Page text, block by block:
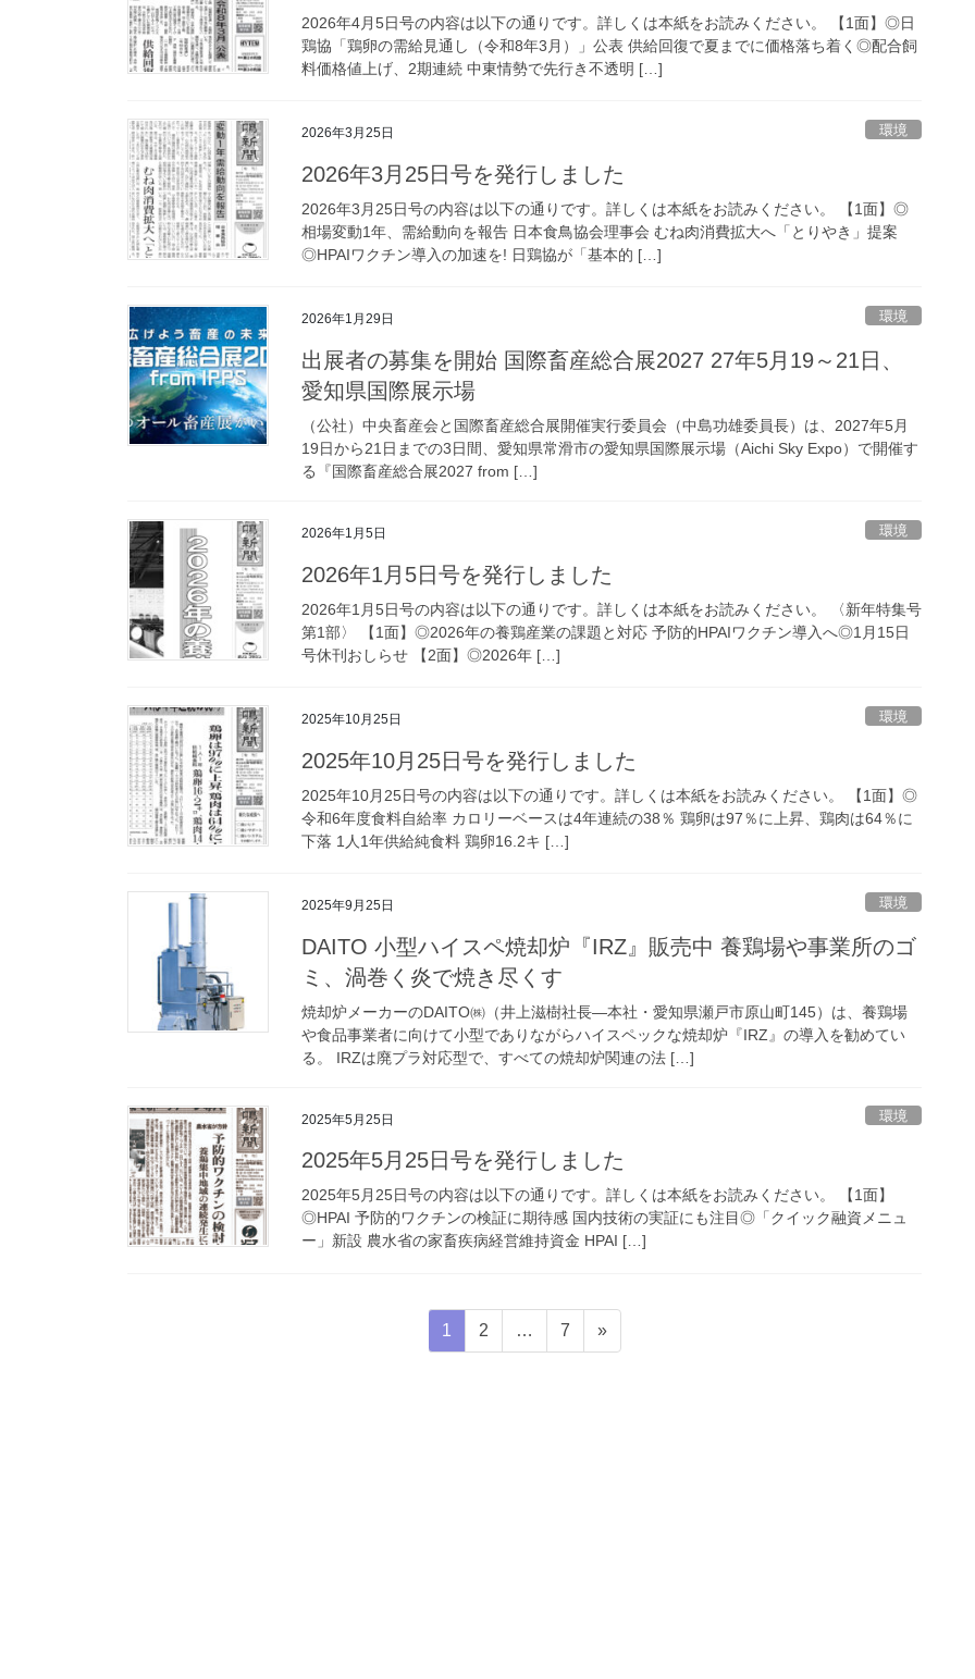
2026年4月5日号の内容は以下の通りです。詳しくは本紙をお読みください。 【1面】◎日
鶏協「鶏卵の需給見通し（令和8年3月）」公表 供給回復で夏までに価格落ち着く◎配合飼
料価格値上げ、2期連続 中東情勢で先行き不透明 […]
2026年3月25日 環境
2026年3月25日号を発行しました
2026年3月25日号の内容は以下の通りです。詳しくは本紙をお読みください。 【1面】◎
相場変動1年、需給動向を報告 日本食鳥協会理事会 むね肉消費拡大へ「とりやき」提案
◎HPAIワクチン導入の加速を! 日鶏協が「基本的 […]
2026年1月29日 環境
出展者の募集を開始 国際畜産総合展2027 27年5月19～21日、
愛知県国際展示場
（公社）中央畜産会と国際畜産総合展開催実行委員会（中島功雄委員長）は、2027年5月
19日から21日までの3日間、愛知県常滑市の愛知県国際展示場（Aichi Sky Expo）で開催す
る『国際畜産総合展2027 from […]
2026年1月5日 環境
2026年1月5日号を発行しました
2026年1月5日号の内容は以下の通りです。詳しくは本紙をお読みください。 〈新年特集号
第1部〉 【1面】◎2026年の養鶏産業の課題と対応 予防的HPAIワクチン導入へ◎1月15日
号休刊おしらせ 【2面】◎2026年 […]
2025年10月25日 環境
2025年10月25日号を発行しました
2025年10月25日号の内容は以下の通りです。詳しくは本紙をお読みください。 【1面】◎
令和6年度食料自給率 カロリーベースは4年連続の38％ 鶏卵は97％に上昇、鶏肉は64％に
下落 1人1年供給純食料 鶏卵16.2キ […]
2025年9月25日 環境
DAITO 小型ハイスペ焼却炉『IRZ』販売中 養鶏場や事業所のゴ
ミ、渦巻く炎で焼き尽くす
焼却炉メーカーのDAITO㈱（井上滋樹社長―本社・愛知県瀬戸市原山町145）は、養鶏場
や食品事業者に向けて小型でありながらハイスペックな焼却炉『IRZ』の導入を勧めてい
る。 IRZは廃プラ対応型で、すべての焼却炉関連の法 […]
2025年5月25日 環境
2025年5月25日号を発行しました
2025年5月25日号の内容は以下の通りです。詳しくは本紙をお読みください。 【1面】
◎HPAI 予防的ワクチンの検証に期待感 国内技術の実証にも注目◎「クイック融資メニュ
ー」新設 農水省の家畜疾病経営維持資金 HPAI […]
固
定
1
固
定
2 …
固
定
7 »